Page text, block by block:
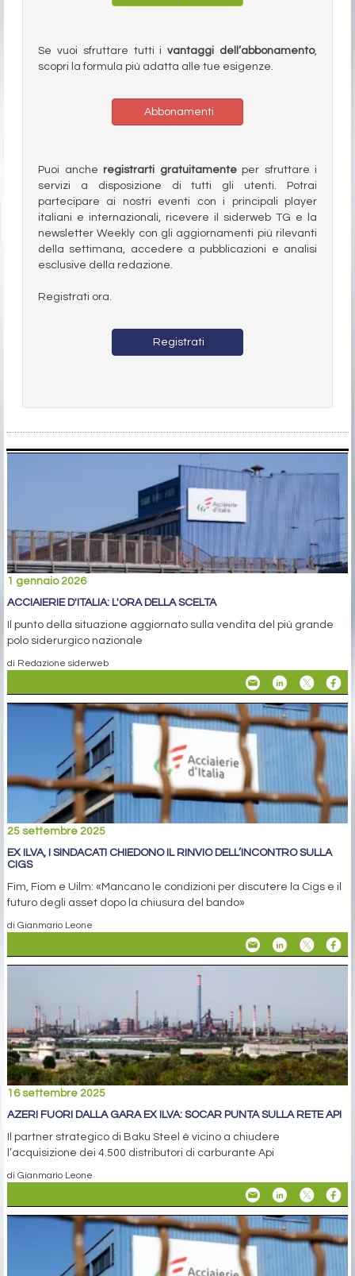
Se vuoi sfruttare tutti ivantaggi dell’abbonamento,
scopri la formula più adatta alle tue esigenze.
Abbonamenti
Puoi anche registrarti gratuitamenteper sfruttare i
servizi a disposizione di tutti gli utenti. Potrai
partecipare ai nostri eventi con i principali player
italiani e internazionali, ricevere il siderweb TG e la
newsletter Weekly con gli aggiornamenti più rilevanti
della settimana, accedere a pubblicazioni e analisi
esclusive della redazione.
Registrati ora.
Registrati
1 gennaio 2026
ACCIAIERIE D'ITALIA: L'ORA DELLA SCELTA
Il punto della situazione aggiornato sulla vendita del più grande
polo siderurgico nazionale
di Redazione siderweb
25 settembre 2025
EX ILVA, I SINDACATI CHIEDONO IL RINVIO DELL’INCONTRO SULLA
CIGS
Fim, Fiom e Uilm: «Mancano le condizioni per discutere la Cigs e il
futuro degli asset dopo la chiusura del bando»
di Gianmario Leone
16 settembre 2025
AZERI FUORI DALLA GARA EX ILVA: SOCAR PUNTA SULLA RETE API
Il partner strategico di Baku Steel è vicino a chiudere
l’acquisizione dei 4.500 distributori di carburante Api
di Gianmario Leone